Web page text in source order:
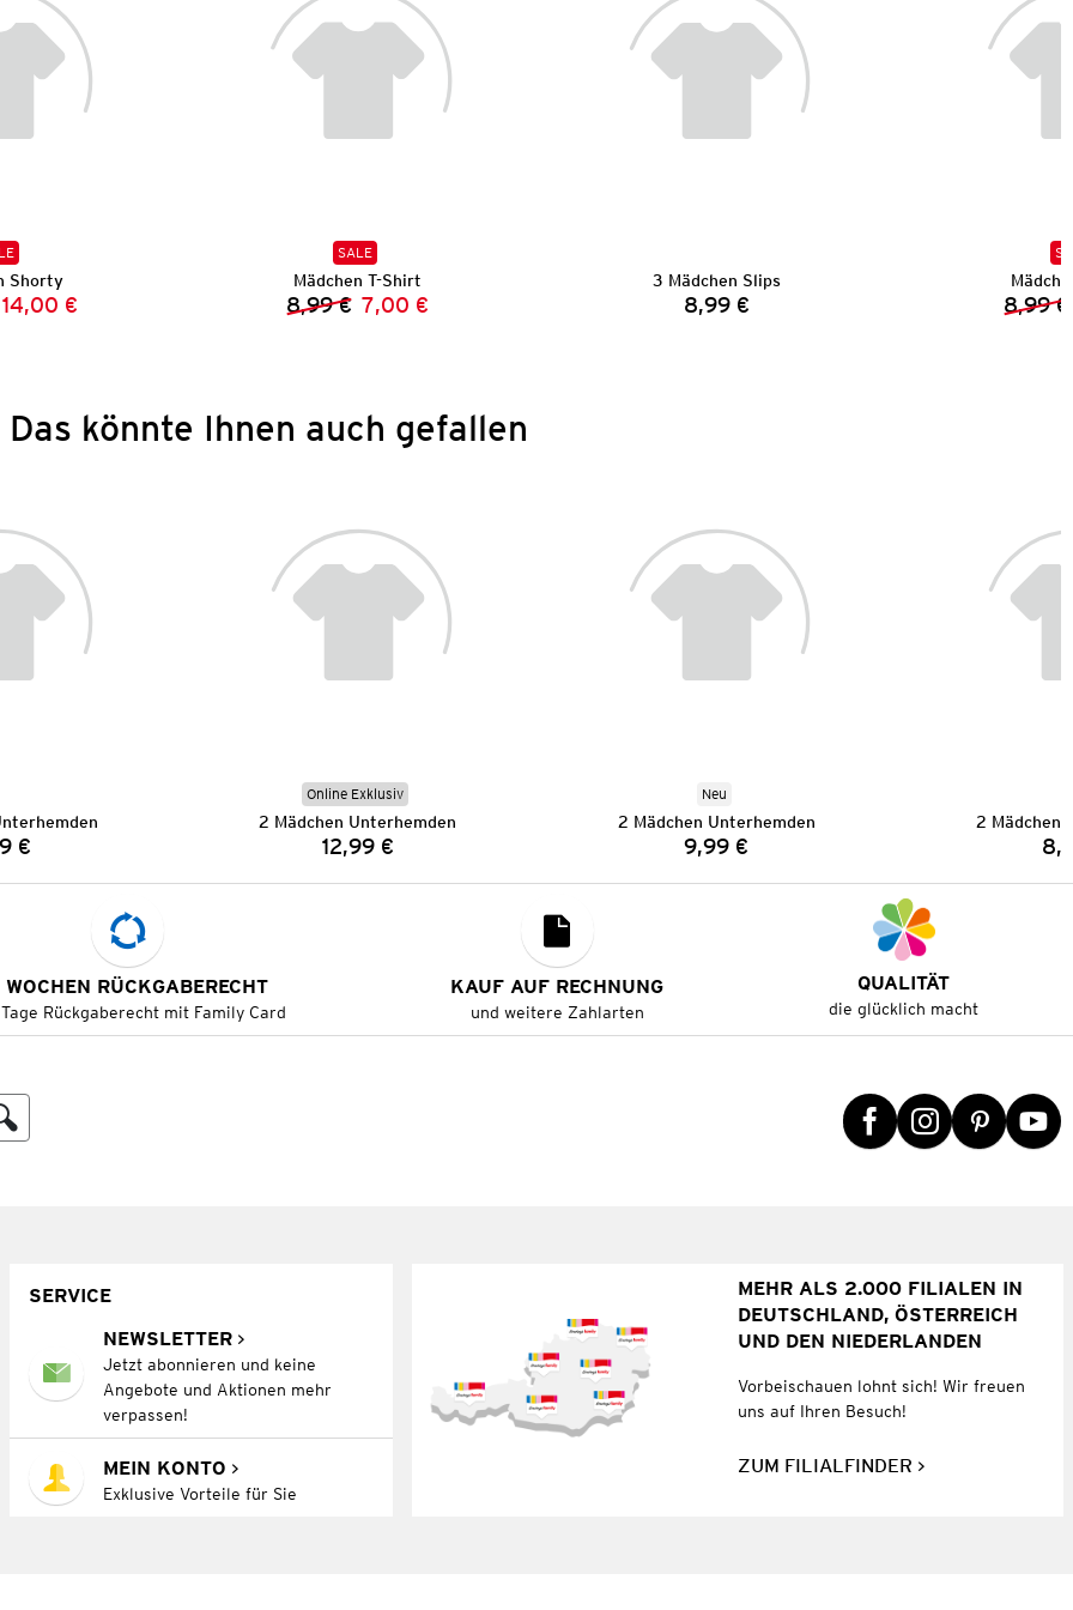
Shorty
Preis:
Preis:
14,00 €
SALE
Mädchen T-Shirt
Vorheriger Preis:
8,99 € Neuer Preis:
7,00 €
3 Mädchen Slips
Preis:
8,99 € 8,99 €
Das könnte Ihnen auch gefallen
€
Online Exklusiv
2 Mädchen Unterhemden
Preis:
12,99 €
Neu
2 Mädchen Unterhemden
Preis:
9,99 €
2 Mädchen
RÜCKGABERECHT
Rückgaberecht mit Family Card
KAUF AUF RECHNUNG
und weitere Zahlarten
QUALITÄT
die glücklich macht
SERVICE
NEWSLETTER
Jetzt abonnieren und keine
Angebote und Aktionen mehr
verpassen!
MEIN KONTO
Exklusive Vorteile für Sie
MEHR ALS 2.000 FILIALEN IN
DEUTSCHLAND, ÖSTERREICH
UND DEN NIEDERLANDEN
Vorbeischauen lohnt sich! Wir freuen
uns auf Ihren Besuch!
ZUM FILIALFINDER